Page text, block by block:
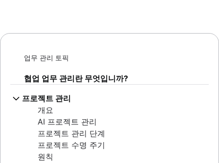
업무 관리 토픽
협업 업무 관리란 무엇입니까?
프로젝트 관리
개요
AI 프로젝트 관리
프로젝트 관리 단계
프로젝트 수명 주기
원칙